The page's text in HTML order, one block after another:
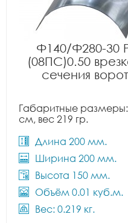
Ф140/Ф280-30
(08ПС)0.50
сечения
Габаритные размеры:
см, вес 219 гр.
Длина 200 мм.
Ширина 200 мм.
Высота 150 мм.
Объём 0.01 куб.м.
Вес: 0.219 кг.